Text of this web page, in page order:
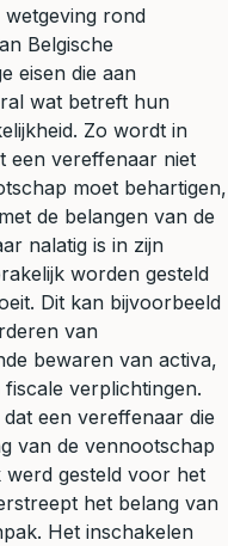
rond
Belgische
eisen die aan
wat betreft hun
Zo wordt in
een vereffenaar niet
moet behartigen,
de belangen van de
nalatig is in zijn
worden gesteld
Dit kan bijvoorbeeld
van
bewaren van activa,
verplichtingen.
een vereffenaar die
van de vennootschap
gesteld voor het
het belang van
Het inschakelen